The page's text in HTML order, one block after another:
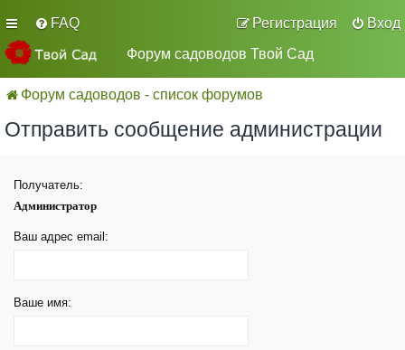
FAQ Вход
Регистрация
Форум садоводов Твой Сад
Форум садоводов - список форумов
Отправить сообщение администрации
Получатель:
Администратор
Ваш адрес email:
Ваше имя: